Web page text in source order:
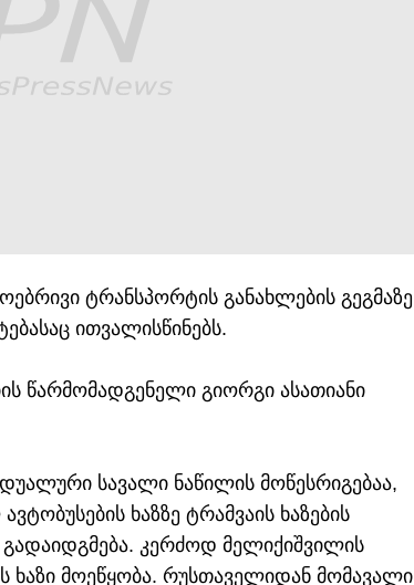
ტრანსპორტის განახლების გეგმაზე
ითვალისწინებს.
წარმომადგენელი გიორგი ასათიანი
სავალი ნაწილის მოწესრიგებაა,
ხაზზე ტრამვაის ხაზების
გადაიდგმება. კერძოდ მელიქიშვილის
ხაზი მოეწყობა. რუსთაველიდან მომავალი